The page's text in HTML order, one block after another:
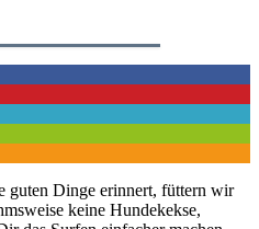
guten Dinge erinnert, füttern wir
keine Hundekekse,